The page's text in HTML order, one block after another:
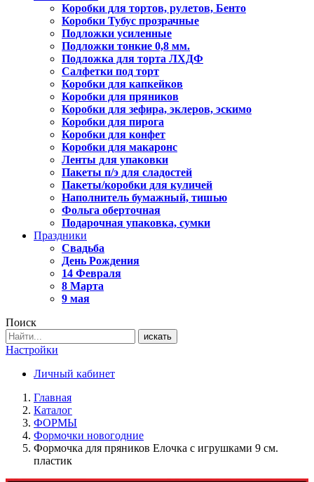
Коробки для тортов, рулетов, Бенто
Коробки Тубус прозрачные
Подложки усиленные
Подложки тонкие 0,8 мм.
Подложка для торта ЛХДФ
Салфетки под торт
Коробки для капкейков
Коробки для пряников
Коробки для зефира, эклеров, эскимо
Коробки для пирога
Коробки для конфет
Коробки для макаронс
Ленты для упаковки
Пакеты п/э для сладостей
Пакеты/коробки для куличей
Наполнитель бумажный, тишью
Фольга оберточная
Подарочная упаковка, сумки
Праздники
Свадьба
День Рождения
14 Февраля
8 Марта
9 мая
Поиск
искать
Настройки
Личный кабинет
Главная
Каталог
ФОРМЫ
Формочки новогодние
Формочка для пряников Елочка с игрушками 9 см.
пластик